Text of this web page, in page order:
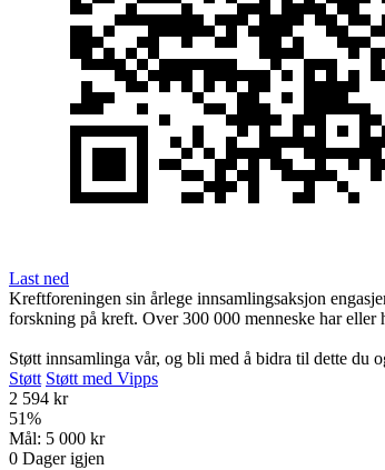
Last ned
Kreftforeningen sin årlege innsamlingsaksjon
forskning på kreft. Over 300 000 menneske har
Støtt innsamlinga vår, og bli med å bidra til dette du
Støtt Støtt med Vipps
2 594 kr
51%
Mål: 5 000 kr
0 Dager igjen